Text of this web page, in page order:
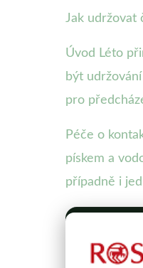
Jak
22. 11. 2025·
Jak udržovat
Úvod Léto
být
pro
Péče o
pískem a
případně i